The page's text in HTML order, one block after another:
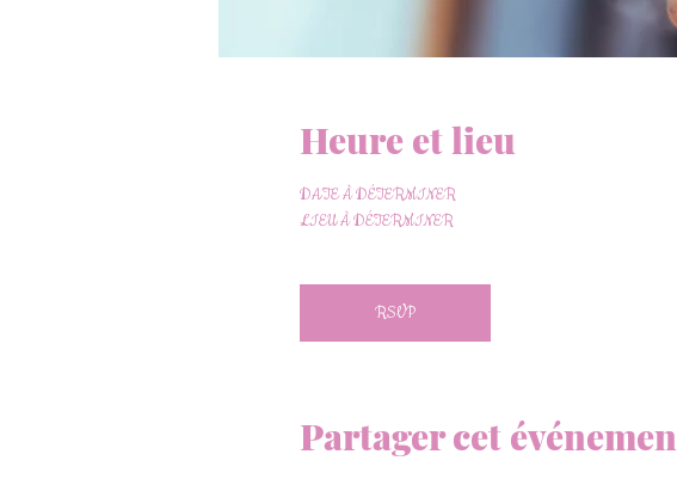
Heure et lieu
DATE À DÉTERMINER
LIEU À DÉTERMINER
RSVP
Partager cet